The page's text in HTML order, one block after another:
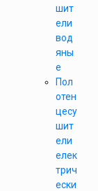
шит
ели
вод
яны
е
Пол
отен
цесу
шит
ели
елек
трич
ески